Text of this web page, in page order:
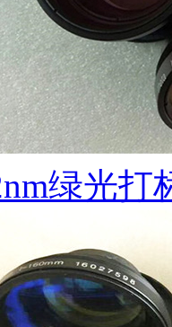
绿光打